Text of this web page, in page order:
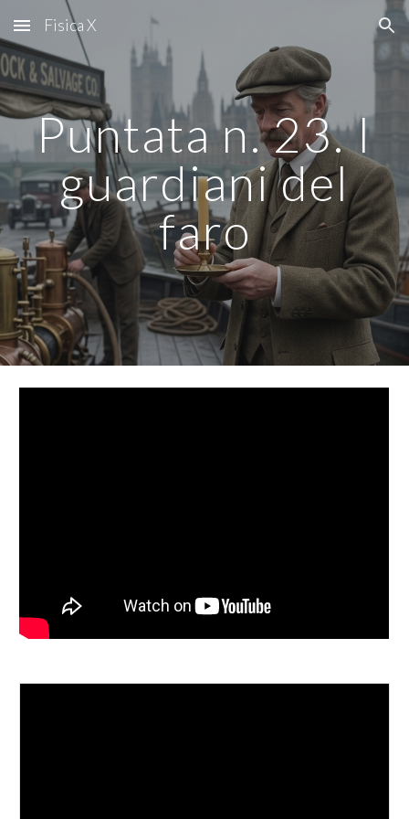
Skip to main content Skip to navigation
Fisica X
Puntata n. 23. I
guardiani del
faro